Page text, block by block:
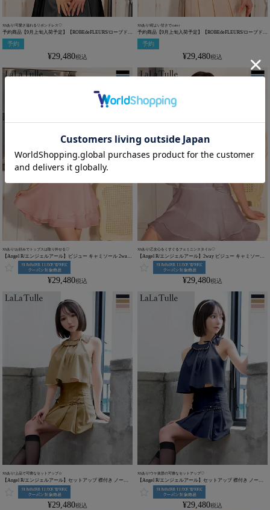
XSあり!可愛さ溢れるリボンドレス♡
予約商品【9月上旬入荷予定】【ROBEdeFLEURS/ローブドフ
ルール】ボックスプリーツ ビジュー リボン キャミソール ガ
ーリー フレアミニドレス (fm3399)
予約
¥29,480税込
XSあり!程よい甘さでcute♪
予約商品【9月上旬入荷予定】【ROBEdeFLEURS/ローブドフ
ルール】リボン キャミソール ガーリー ボックスプリーツ ビ
ジュー フレアミニドレス (fm3399)
予約
¥29,480税込
XSあり!お好みでトップスは取り外せる♡
【Angel R/エンジェルアール】ビジュー キャミソール 2way
ラメ ホルターネック フレアミニドレス (AR25837)
¥29,480税込
XSあり!乙女心をくすぐるフェミニンスタイル♡
【Angel R/エンジェルアール】2way ビジュー キャミソール
ラメ ホルターネック フレアミニドレス (AR25837)
¥29,480税込
XSあり!上品で可憐なセットアップ☆
【Angel R/エンジェルアール】セットアップ 襟付き ノース
リーブ プリーツスカート リボン ポケット チェーン フレア
ミニドレス (AR25864)
¥29,480税込
XSあり!ウケ抜群の可憐なセットアップ♡
【Angel R/エンジェルアール】セットアップ 襟付き ノース
リーブ プリーツスカート リボン ポケット チェーン フレア
ミニドレス (AR25864)
¥29,480税込